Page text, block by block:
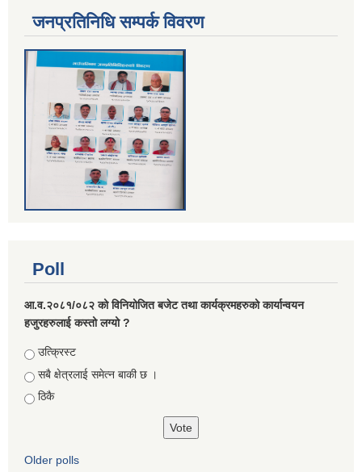
जनप्रतिनिधि सम्पर्क विवरण
Poll
आ.व.२०८१/०८२ को विनियोजित बजेट तथा कार्यक्रमहरुको कार्यान्वयन
हजुरहरुलाई कस्तो लग्यो ?
Choices
उत्क्रिस्ट
सबै क्षेत्रलाई समेत्न बाकी छ ।
ठिकै
Older polls